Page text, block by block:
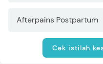
Afterpains Postpartum
Cek istilah